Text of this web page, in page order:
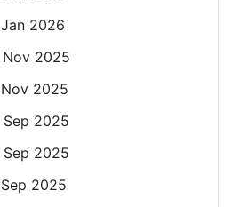
2026
Nov 2025
2025
Sep 2025
Sep 2025
2025